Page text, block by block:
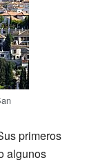
primeros
algunos